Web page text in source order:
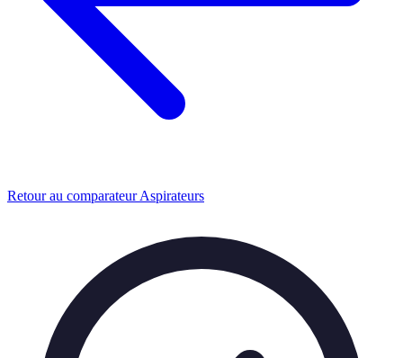
Retour au comparateur Aspirateurs